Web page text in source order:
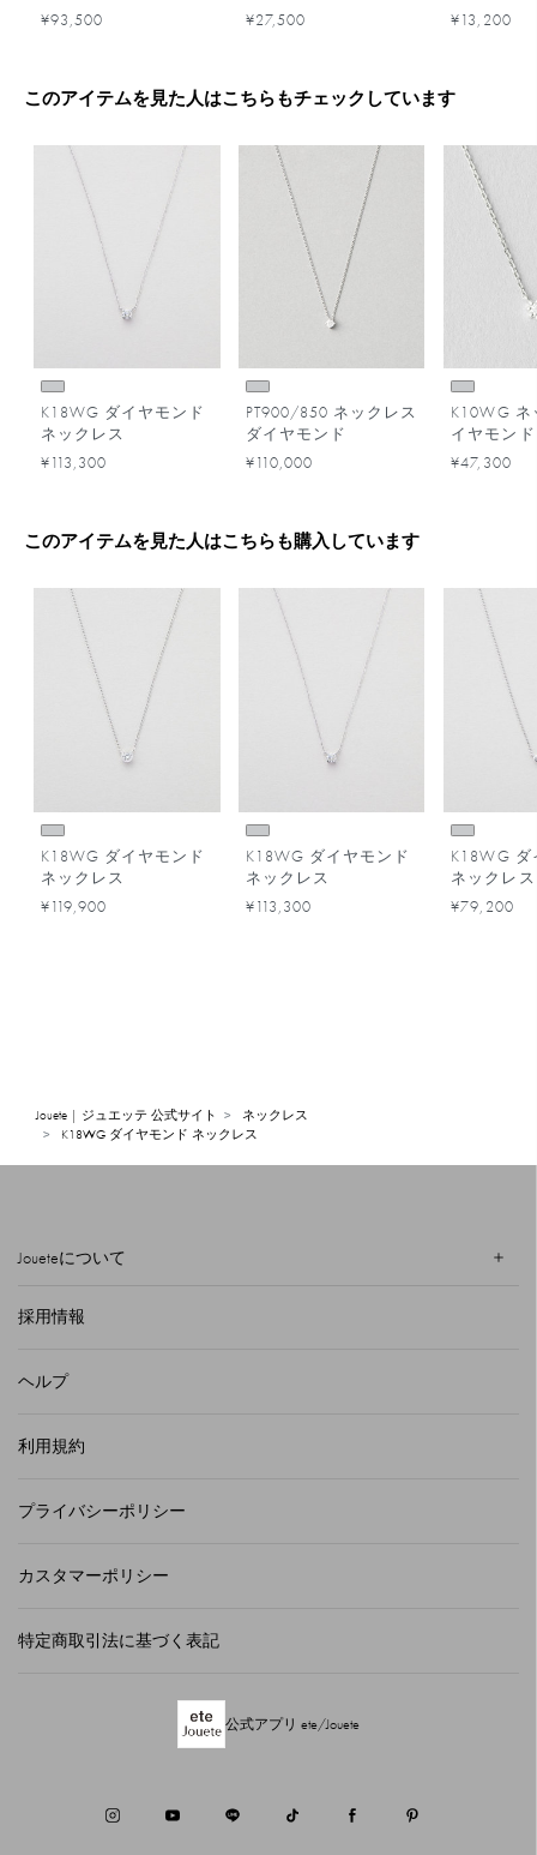
¥93,500
¥27,500
ド ネック
¥13,200
このアイテムを見た人はこちらもチェックしています
K18WG ダイヤモンド
ネックレス
¥113,300
PT900/850 ネックレス
ダイヤモンド
¥110,000
K10WG
イヤモンド
¥47,300
このアイテムを見た人はこちらも購入しています
K18WG ダイヤモンド
ネックレス
¥119,900
K18WG ダイヤモンド
ネックレス
¥113,300
K18WG ダ
ネックレス
¥79,200
Jouete | ジュエッテ 公式サイト
ネックレス
K18WG ダイヤモンド ネックレス
Joueteについて
採用情報
ヘルプ
利用規約
プライバシーポリシー
カスタマーポリシー
特定商取引法に基づく表記
公式アプリ ete/Jouete